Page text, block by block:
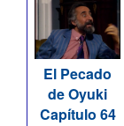
El Pecado
de Oyuki
Capítulo 64